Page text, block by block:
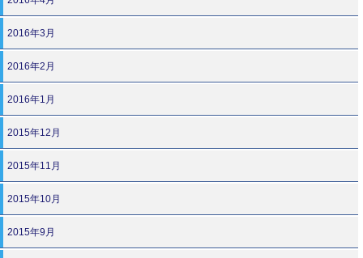
2016年3月
2016年2月
2016年1月
2015年12月
2015年11月
2015年10月
2015年9月